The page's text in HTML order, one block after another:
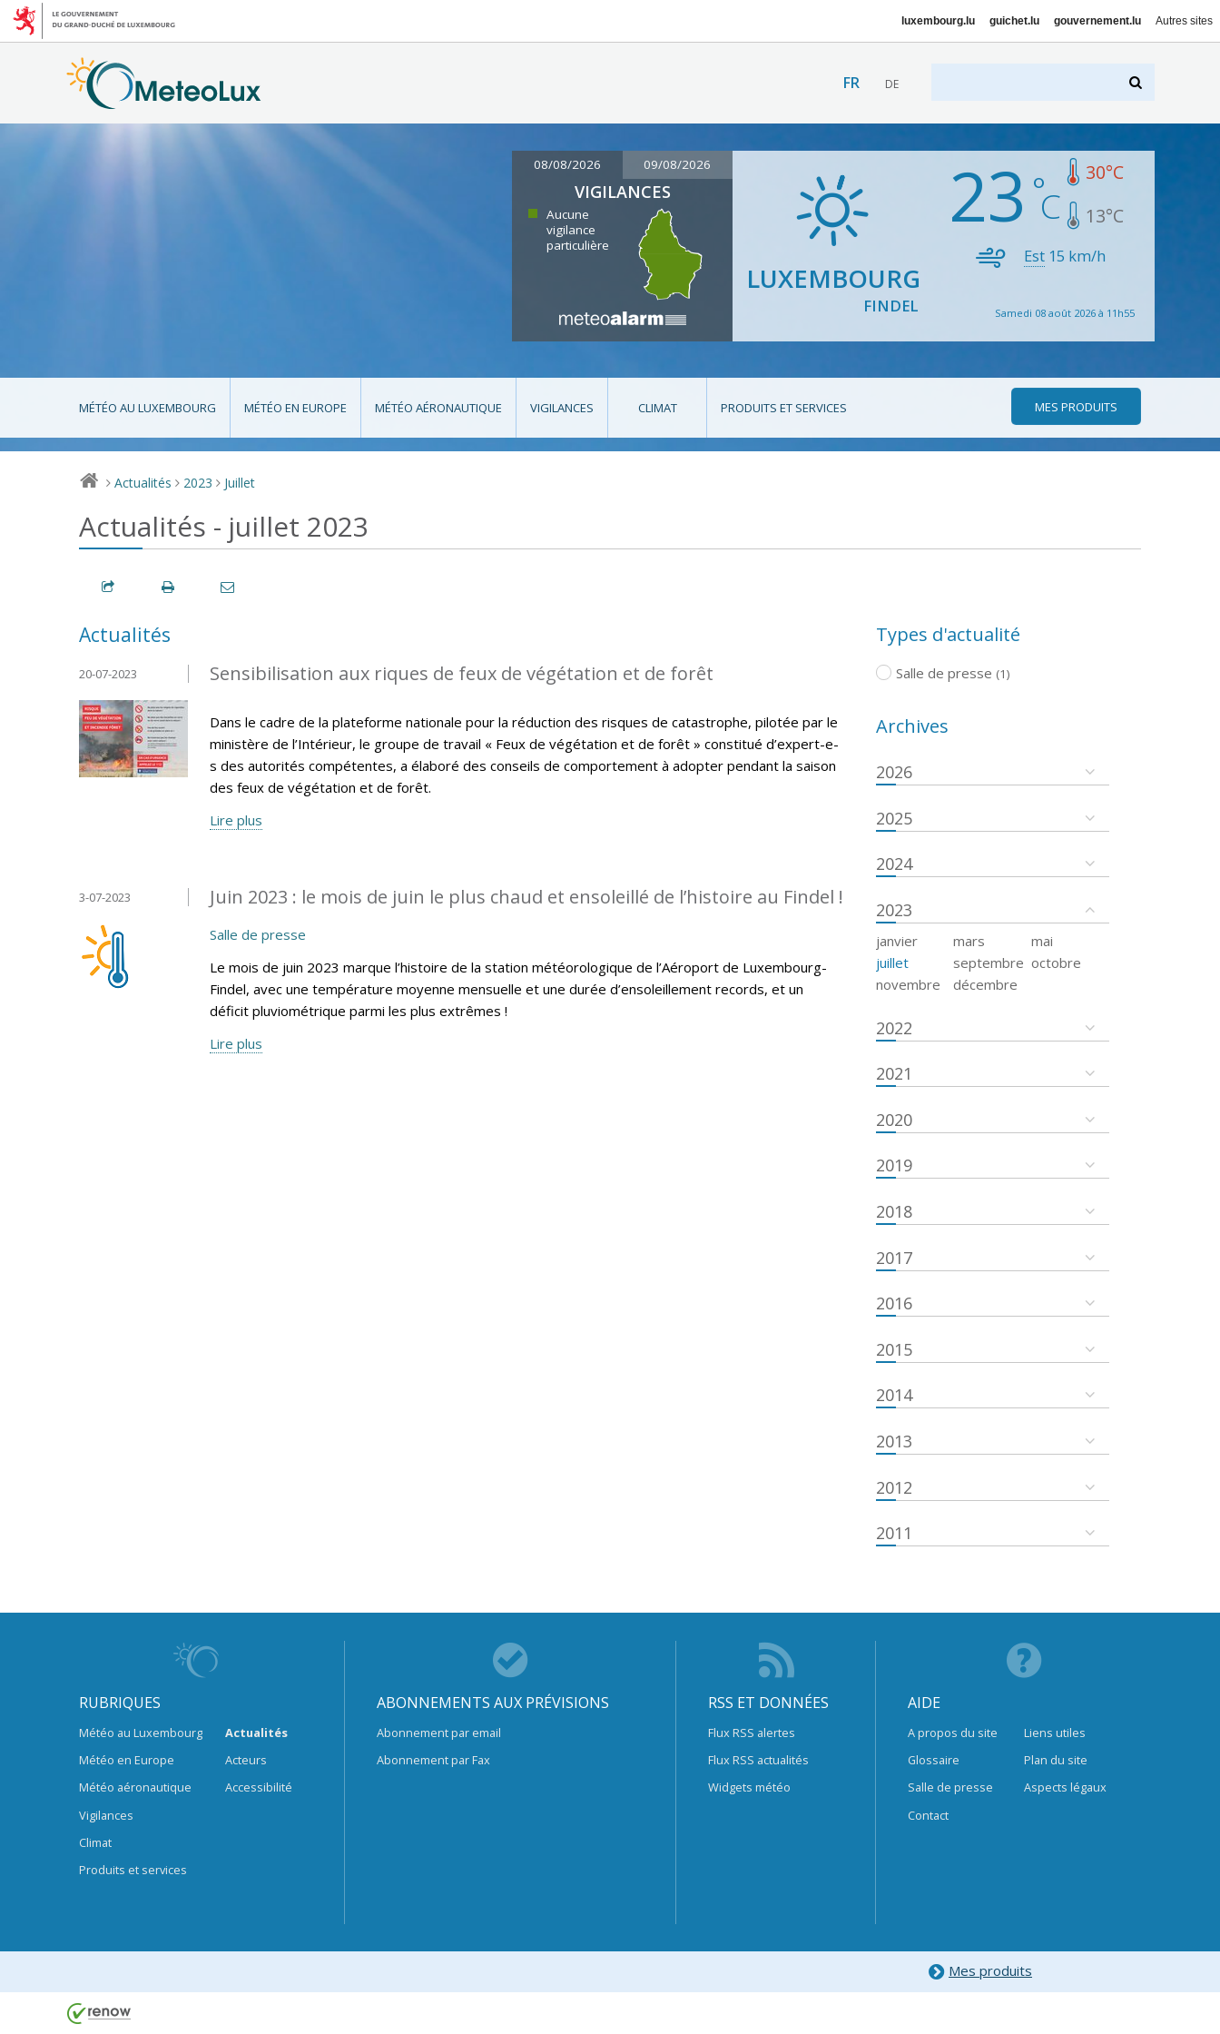
luxembourg.lu guichet.lu gouvernement.lu Autres sites
FR DE
08/08/2026 09/08/2026
VIGILANCES
Aucune
vigilance
particulière
LUXEMBOURG
FINDEL
23 30°C
13°C
Est15 km/h
Samedi 08 août 2026 à 11h55
MÉTÉO AU LUXEMBOURG MÉTÉO EN EUROPE MÉTÉO AÉRONAUTIQUE VIGILANCES CLIMAT PRODUITS ET SERVICES MES PRODUITS
> Actualités > 2023 > Juillet
Actualités - juillet 2023
Actualités
Sensibilisation aux riques de feux de végétation et de forêt
20-07-2023
Dans le cadre de la plateforme nationale pour la réduction des risques de catastrophe, pilotée par le
ministère de l’Intérieur, le groupe de travail « Feux de végétation et de forêt » constitué d’expert-e-
s des autorités compétentes, a élaboré des conseils de comportement à adopter pendant la saison
des feux de végétation et de forêt.
Lire plus
Juin 2023 : le mois de juin le plus chaud et ensoleillé de l’histoire au Findel !
3-07-2023
Salle de presse
Le mois de juin 2023 marque l’histoire de la station météorologique de l’Aéroport de Luxembourg-
Findel, avec une température moyenne mensuelle et une durée d’ensoleillement records, et un
déficit pluviométrique parmi les plus extrêmes !
Lire plus
Types d'actualité
Salle de presse (1)
Archives
2026
2025
2024
2023
janvier mars
mai
juillet
septembre octobre
novembre
décembre
2022
2021
2020
2019
2018
2017
2016
2015
2014
2013
2012
2011
RUBRIQUES
Météo au Luxembourg
Météo en Europe
Météo aéronautique
Vigilances
Climat
Produits et services
Actualités
Acteurs
Accessibilité
ABONNEMENTS AUX PRÉVISIONS
Abonnement par email
Abonnement par Fax
RSS ET DONNÉES
Flux RSS alertes
Flux RSS actualités
Widgets météo
AIDE
A propos du site
Glossaire
Salle de presse
Contact
Liens utiles
Plan du site
Aspects légaux
Mes produits